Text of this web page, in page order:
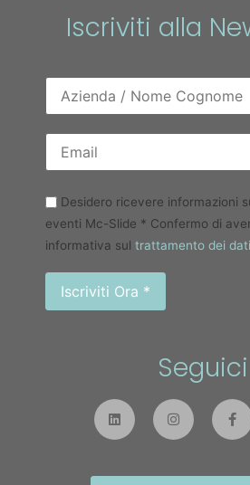
Iscriviti alla
Desidero ricevere informazioni
eventi Mc-Slide * Confermo di
informativa sul trattamento dei dati
Seguici